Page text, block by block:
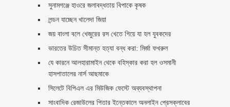
সুনামগঞ্জে হাওরে জলাবদ্ধতায় বিপাকে কৃষক
লন্ডন যাচ্ছেন খালেদা জিয়া
জয় বাংলা বলে খেজুরের রস খেতে গিয়ে যা হল যুবকদের
ভারতের উচিত সীমান্ত হত্যা বন্ধ করা: মির্জা ফখরুল
যে কারনে আলহারামাইন থেকে বহিস্কার করা হল ওসমানী
হাসপাতালের নার্স আছমাকে
সিলেটে বিপিএল এর মিউজিক ফেস্টে অব্যবস্থাপনা
সাংবাদিক রেজাউলের পিতার ইন্তেকালে অনলাইন প্রেসক্লাবের